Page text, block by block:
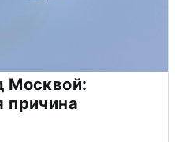
Москвой:
причина